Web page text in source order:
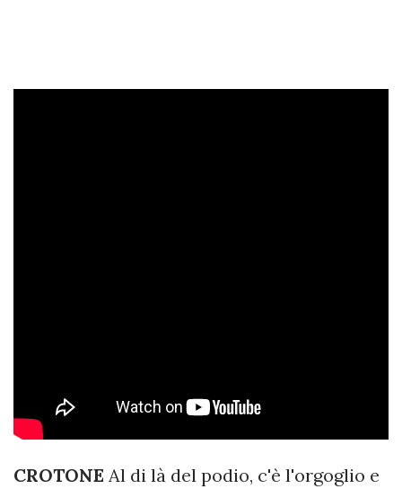
CROTONE Al di là del podio, c'è l'orgoglio e